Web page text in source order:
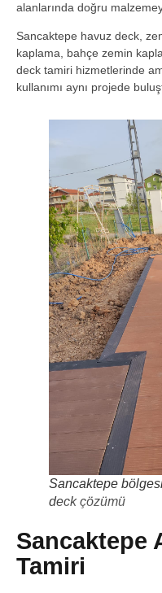
alanlarında doğru
Sancaktepe havuz deck,
kaplama, bahçe zemin
deck tamiri hizmetlerinde
kullanımı aynı projede
Sancaktepe
deck çözümü
Sancaktepe
Tamiri